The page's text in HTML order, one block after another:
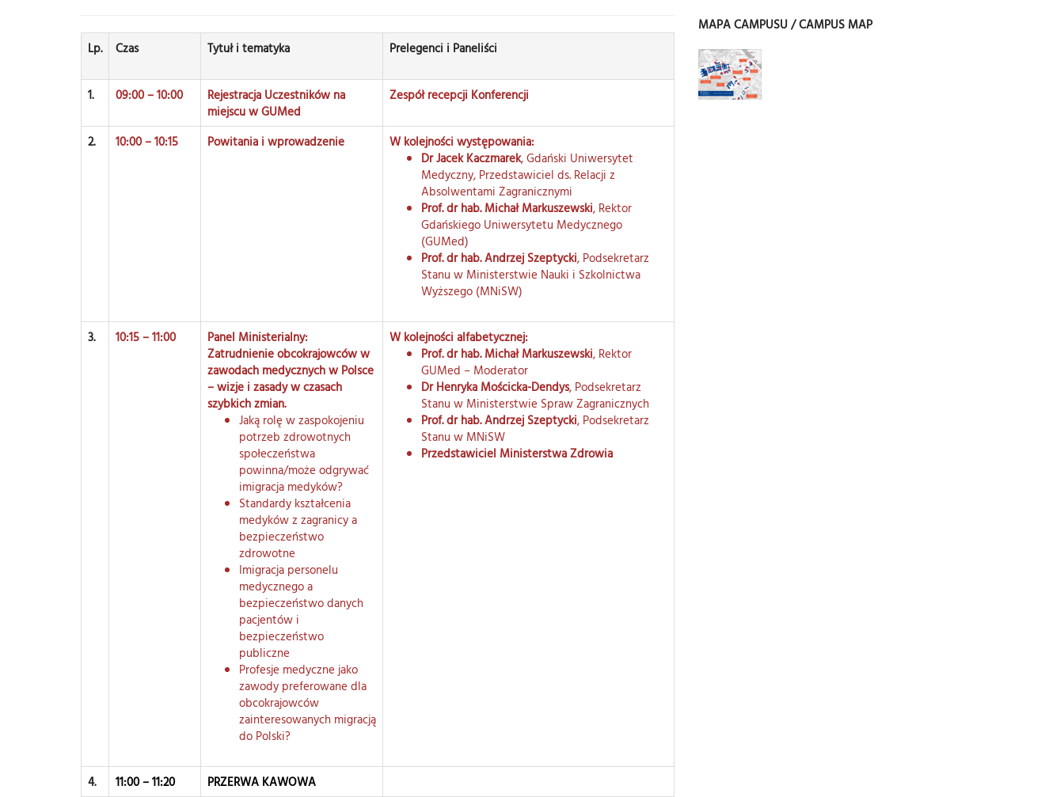
Lp.
Czas
Tytuł i tematyka Prelegenci i Paneliści
1. 09:00 – 10:00
Rejestracja Uczestników na
miejscu w GUMed
Zespół recepcji Konferencji
2. 10:00 – 10:15 Powitania i wprowadzenie
W kolejności występowania:
Dr Jacek Kaczmarek, Gdański Uniwersytet
Medyczny, Przedstawiciel ds. Relacji z
Absolwentami Zagranicznymi
Prof. dr hab. Michał Markuszewski, Rektor
Gdańskiego Uniwersytetu Medycznego
(GUMed)
Prof. dr hab. Andrzej Szeptycki, Podsekretarz
Stanu w Ministerstwie Nauki i Szkolnictwa
Wyższego (MNiSW)
3. 10:15 – 11:00
Panel Ministerialny:
Zatrudnienie obcokrajowców w
zawodach medycznych w Polsce
– wizje i zasady w czasach
szybkich zmian.
Jaką rolę w zaspokojeniu
potrzeb zdrowotnych
społeczeństwa
powinna/może odgrywać
imigracja medyków?
Standardy kształcenia
medyków z zagranicy a
bezpieczeństwo
zdrowotne
Imigracja personelu
medycznego a
bezpieczeństwo danych
pacjentów i
bezpieczeństwo
publiczne
Profesje medyczne jako
zawody preferowane dla
obcokrajowców
zainteresowanych migracją
do Polski?
W kolejności alfabetycznej:
Prof. dr hab. Michał Markuszewski, Rektor
GUMed – Moderator
Dr Henryka Mościcka-Dendys, Podsekretarz
Stanu w Ministerstwie Spraw Zagranicznych
Prof. dr hab. Andrzej Szeptycki, Podsekretarz
Stanu w MNiSW
Przedstawiciel Ministerstwa Zdrowia
4. 11:00 – 11:20
PRZERWA KAWOWA
MAPA CAMPUSU / CAMPUS MAP